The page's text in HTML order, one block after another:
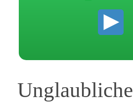
Unglaubliche